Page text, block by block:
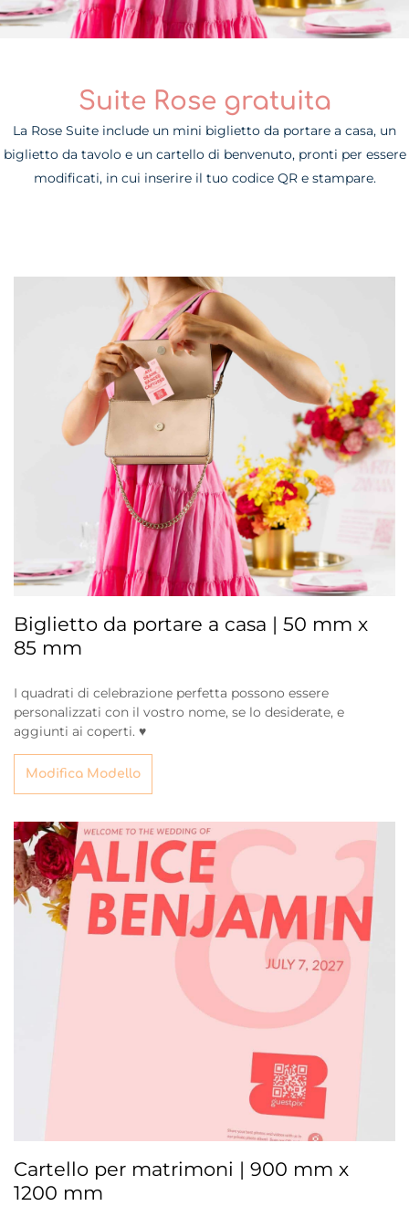
Suite Rose gratuita
La Rose Suite include un mini biglietto da portare a casa, un
biglietto da tavolo e un cartello di benvenuto, pronti per essere
modificati, in cui inserire il tuo codice QR e stampare.
Biglietto da portare a casa | 50 mm x
85 mm
I quadrati di celebrazione perfetta possono essere
personalizzati con il vostro nome, se lo desiderate, e
aggiunti ai coperti. ♥
Modifica Modello
Cartello per matrimoni | 900 mm x
1200 mm